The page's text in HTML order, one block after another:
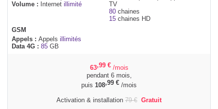
Volume :
Internet illimité
TV
80 chaines
15 chaines HD
GSM
Appels : Appels illimités
Data 4G : 85 GB
63,99 € /mois
pendant 6 mois,
puis 108,99 € /mois
Activation & installation 79€ Gratuit